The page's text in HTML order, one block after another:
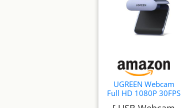
UGREEN Webcam
Full HD 1080P 30FPS
Caméra USB PC Mise